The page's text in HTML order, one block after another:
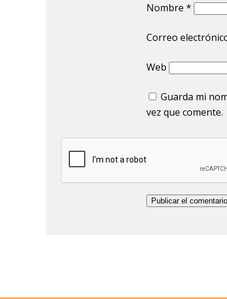
Nombre *
Correo
Web
Guarda mi
vez que comente.